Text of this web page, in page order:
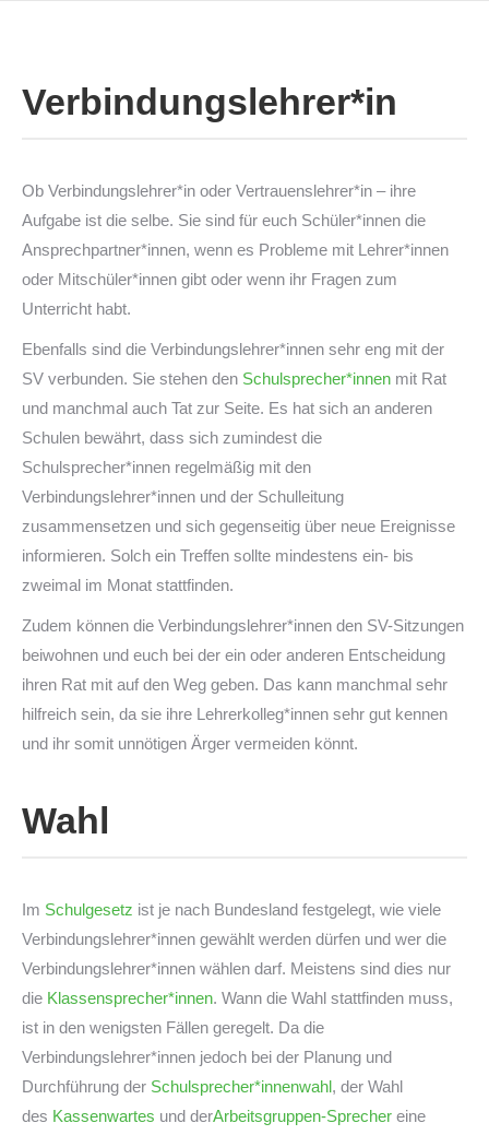
Verbindungslehrer*in
Ob Verbindungslehrer*in oder Vertrauenslehrer*in – ihre
Aufgabe ist die selbe. Sie sind für euch Schüler*innen die
Ansprechpartner*innen, wenn es Probleme mit Lehrer*innen
oder Mitschüler*innen gibt oder wenn ihr Fragen zum
Unterricht habt.
Ebenfalls sind die Verbindungslehrer*innen sehr eng mit der
SV verbunden. Sie stehen den Schulsprecher*innen mit Rat
und manchmal auch Tat zur Seite. Es hat sich an anderen
Schulen bewährt, dass sich zumindest die
Schulsprecher*innen regelmäßig mit den
Verbindungslehrer*innen und der Schulleitung
zusammensetzen und sich gegenseitig über neue Ereignisse
informieren. Solch ein Treffen sollte mindestens ein- bis
zweimal im Monat stattfinden.
Zudem können die Verbindungslehrer*innen den SV-Sitzungen
beiwohnen und euch bei der ein oder anderen Entscheidung
ihren Rat mit auf den Weg geben. Das kann manchmal sehr
hilfreich sein, da sie ihre Lehrerkolleg*innen sehr gut kennen
und ihr somit unnötigen Ärger vermeiden könnt.
Wahl
Im Schulgesetz ist je nach Bundesland festgelegt, wie viele
Verbindungslehrer*innen gewählt werden dürfen und wer die
Verbindungslehrer*innen wählen darf. Meistens sind dies nur
die Klassensprecher*innen. Wann die Wahl stattfinden muss,
ist in den wenigsten Fällen geregelt. Da die
Verbindungslehrer*innen jedoch bei der Planung und
Durchführung der Schulsprecher*innenwahl, der Wahl
des Kassenwartes und derArbeitsgruppen-Sprecher eine